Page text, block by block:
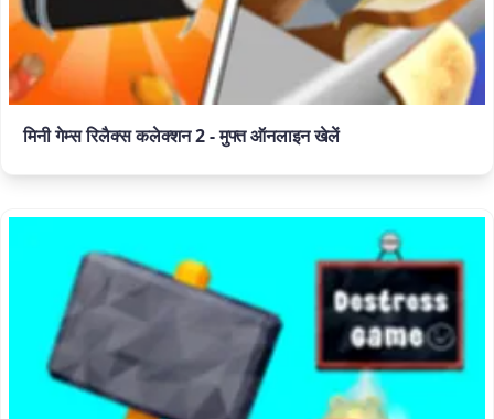
मिनी गेम्स रिलैक्स कलेक्शन 2 - मुफ्त ऑनलाइन खेलें